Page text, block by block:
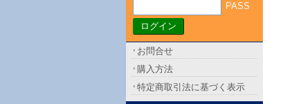
PASS
お問合せ
購入方法
特定商取引法に基づく表示